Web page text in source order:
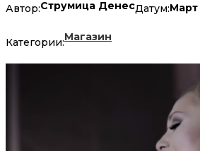
Автор:Струмица ДенесДатум:Март
Категории:Магазин